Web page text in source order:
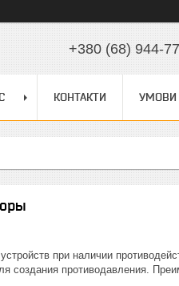
+380 (68) 944-
КОНТАКТИ УМОВИ
при наличии
создания противодавления.